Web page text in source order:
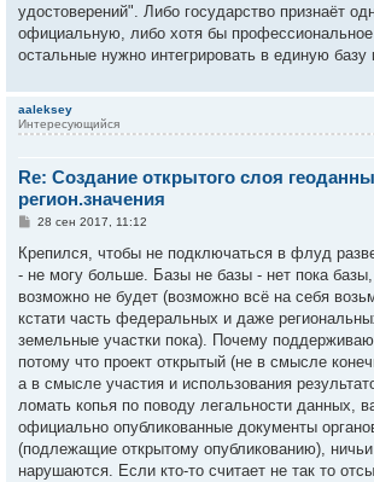
удостоверений". Либо государство признаёт
официальную, либо хотя бы
остальные нужно интегрировать в единую базу
aaleksey
Интересующийся
Re: Создание открытого слоя
регион.значения
С
о
щ
е
и
е
28 сен 2017, 11:12
Крепился, чтобы не подключаться в флуд
- не могу больше. Базы не базы - нет пока
возможно не будет (возможно всё на себя
кстати часть федеральных и даже
земельные участки пока). Почему
потому что проект открытый (не в смысле
а в смысле участия и использования
ломать копья по поводу легальности данных,
официально опубликованные документы
(подлежащие открытому опубликованию), ничьи
нарушаются. Если кто-то считает не так то